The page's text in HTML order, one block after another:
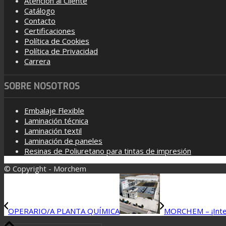
Catálogo
Contacto
Certificaciones
Política de Cookies
Política de Privacidad
Carrera
SOBRE NOSOTROS
Embalaje Flexible
Laminación técnica
Laminación textil
Laminación de paneles
Resinas de Poliuretano para tintas de impresión
© Copyright - Morchem
OPERARIO/A PLANTA QUÍMICA
MORCHEM –